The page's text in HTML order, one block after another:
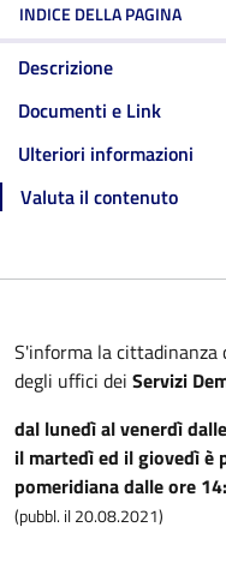
INDICE DELLA PAGINA
Descrizione
Documenti e Link
Ulteriori informazioni
Valuta il contenuto
S'informa la cittadinanza
degli uffici dei Servizi
dal lunedì al venerdì
il martedì ed il giovedì
pomeridiana dalle ore
(pubbl. il 20.08.2021)